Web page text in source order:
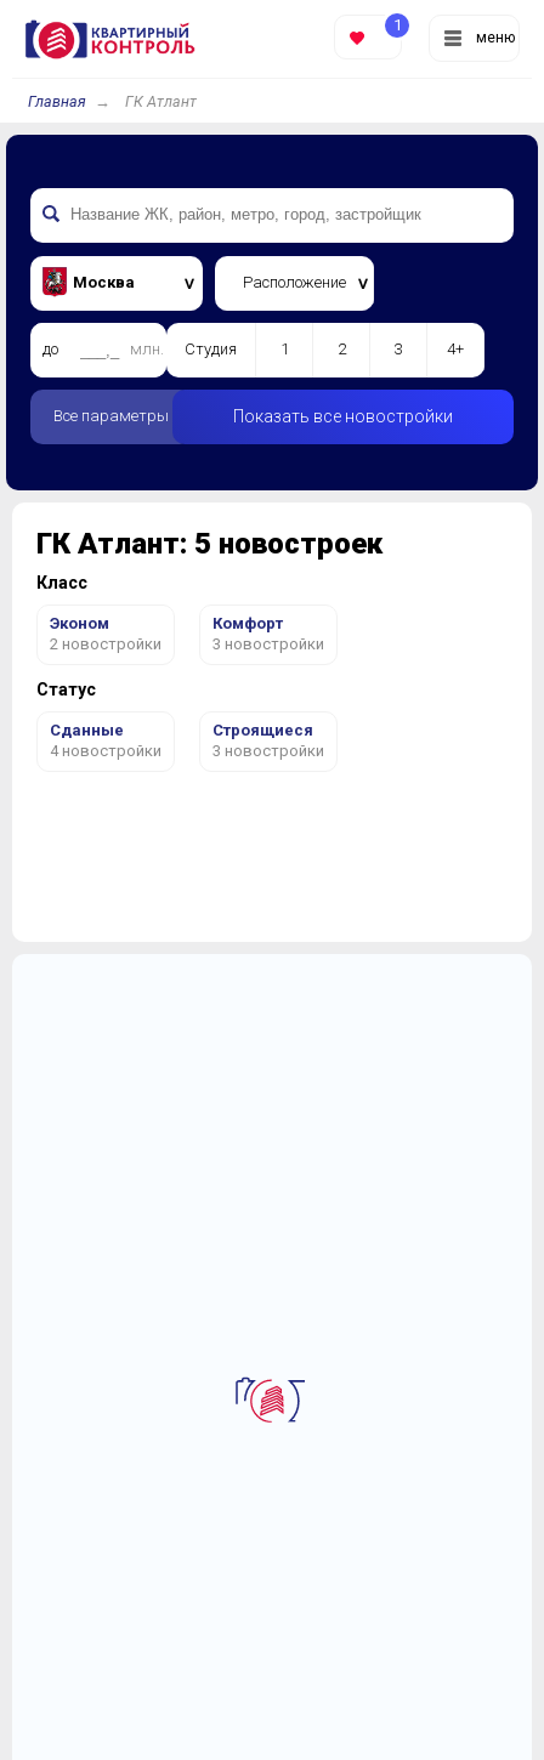
меню
1
Главная ГК Атлант
Москва Расположение
до млн. Студия 1 2 3 4+
Все параметры Показать все новостройки
ГК Атлант: 5 новостроек
Класс
Эконом
2 новостройки
Комфорт
3 новостройки
Статус
Сданные
4 новостройки
Строящиеся
3 новостройки